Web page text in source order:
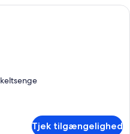
Et plantegning med mærkede rum: V,
Tjek tilgængelighed